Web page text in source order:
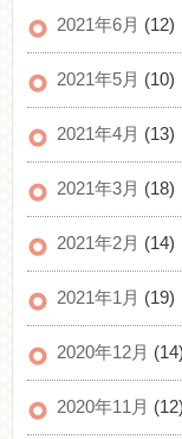
2021年6月 (12)
2021年5月 (10)
2021年4月 (13)
2021年3月 (18)
2021年2月 (14)
2021年1月 (19)
2020年12月 (14)
2020年11月 (12)